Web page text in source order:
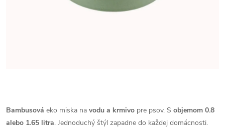
Bambusová eko miska na vodu a krmivo pre psov. S objemom 0.8
alebo 1.65 litra. Jednoduchý štýl zapadne do každej domácnosti.